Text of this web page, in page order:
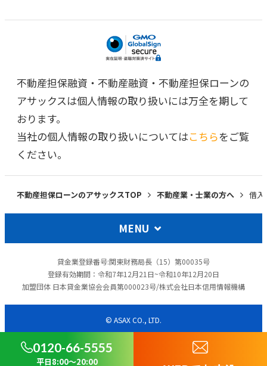
0120-66-5555
平日8:00～20:00
不動産担保融資・不動産融資・不動産担保ローンの
アサックスは個人情報の取り扱いには万全を期して
おります。
当社の個人情報の取り扱いについてはこちらをご覧
ください。
不動産担保ローンのアサックスTOP 不動産業・士業の方へ 借入
MENU
貸金業登録番号:関東財務局長（15）第00035号
登録有効期間：令和7年12月21日~令和10年12月20日
加盟団体 日本貸金業協会会員第000023号/株式会社日本信用情報機構
© ASAX CO., LTD.